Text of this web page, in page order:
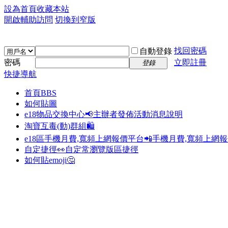
設為首頁收藏本站
開啟輔助訪問 切換到窄版
自動登錄 找回密碼
密碼
登錄
立即註冊
快捷導航
首頁BBS
如何貼圖
e18物品交換中心📢主辦者發佈活動消息說明
淘寶互毒(動)群組🛍️
e18區手機月費,寬頻上網報價平台📲手機月費,寬頻上網
自定捷徑👀自定常瀏覽版區捷徑
如何貼emoji🤔